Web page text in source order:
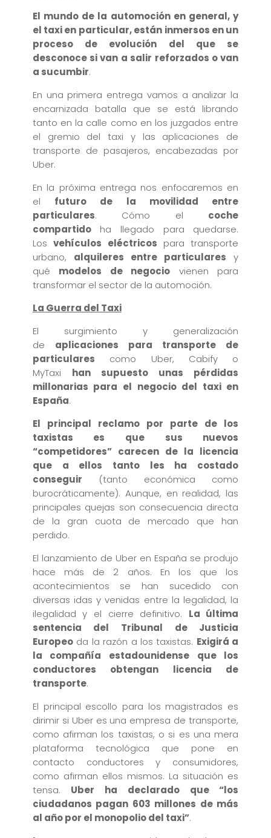
El mundo de la automoción en general, y
el taxi en particular, están inmersos en un
proceso de evolución del que se
desconoce si van a salir reforzados o van
a sucumbir.
En una primera entrega vamos a analizar la
encarnizada batalla que se está librando
tanto en la calle como en los juzgados entre
el gremio del taxi y las aplicaciones de
transporte de pasajeros, encabezadas por
Uber.
En la próxima entrega nos enfocaremos en
el futuro de la movilidad entre
particulares. Cómo el coche
compartidoha llegado para quedarse.
Losvehículos eléctricos para transporte
urbano, alquileres entre particulares y
qué modelos de negocio vienen para
transformar el sector de la automoción.
La Guerra del Taxi
El surgimiento y generalización
de aplicaciones para transporte de
particulares como Uber, Cabify o
MyTaxi han supuesto unas pérdidas
millonarias para el negocio del taxi en
España.
El principal reclamo por parte de los
taxistas es que sus nuevos
“competidores” carecen de la licencia
que a ellos tanto les ha costado
conseguir (tanto económica como
burocráticamente). Aunque, en realidad, las
principales quejas son consecuencia directa
de la gran cuota de mercado que han
perdido.
El lanzamiento de Uber en España se produjo
hace más de 2 años. En los que los
acontecimientos se han sucedido con
diversas idas y venidas entre la legalidad, la
ilegalidad y el cierre definitivo. La última
sentencia del Tribunal de Justicia
Europeoda la razón a los taxistas. Exigirá a
la compañía estadounidense que los
conductores obtengan licencia de
transporte.
El principal escollo para los magistrados es
dirimir si Uber es una empresa de transporte,
como afirman los taxistas, o si es una mera
plataforma tecnológica que pone en
contacto conductores y consumidores,
como afirman ellos mismos. La situación es
tensa. Uber ha declarado que “los
ciudadanos pagan 603 millones de más
al año por el monopolio del taxi”.